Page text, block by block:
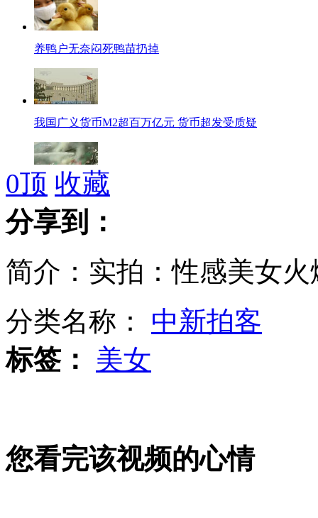
养鸭户无奈闷死鸭苗扔掉
我国广义货币M2超百万亿元 货币超发受质疑
蓟县6·30重大火灾事故认定为责任事故
南京红山动物园鸟类每天喝板蓝根防禽流感
日退休年龄推至65岁 迈入花甲工作时代
0顶 收藏
分享到：
简介：实拍：性感美女火
分类名称： 中新拍客
标签：
美女
您看完该视频的心情